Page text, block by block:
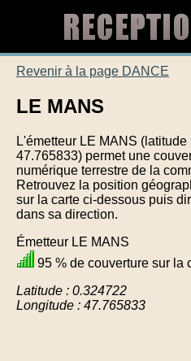
Revenir à la page DANCE
LE MANS
L'émetteur LE MANS
47.765833) permet une
numérique terrestre de la
Retrouvez la position
sur la carte ci-dessous puis
dans sa direction.
Émetteur LE MANS
95 % de couverture sur la
Latitude : 0.324722
Longitude : 47.765833